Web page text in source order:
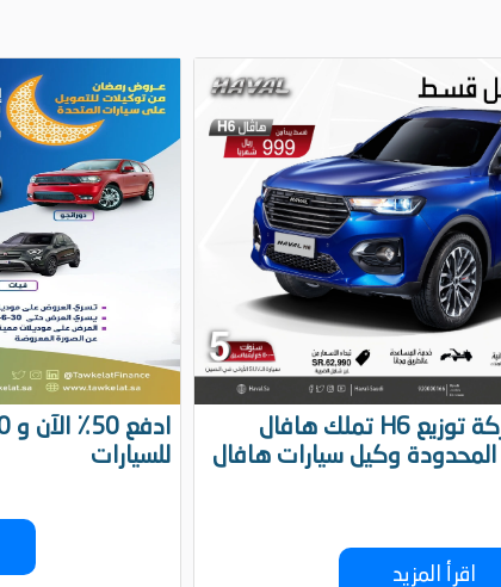
للسيارات
تملك هافال H6 باقل قسط من شركة توزيع
وكيل سيارات هافال
اقرأ المزيد